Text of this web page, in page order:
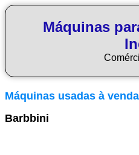
Máquinas
Máquinas usadas à venda
Barbbini